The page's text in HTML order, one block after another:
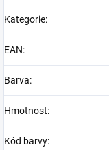
Kategorie:
EAN:
Barva:
Hmotnost:
Kód barvy: